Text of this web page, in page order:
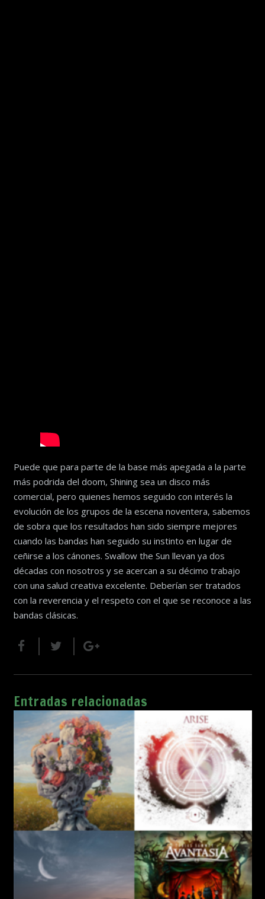
Puede que para parte de la base más apegada a la parte
más podrida del doom, Shining sea un disco más
comercial, pero quienes hemos seguido con interés la
evolución de los grupos de la escena noventera, sabemos
de sobra que los resultados han sido siempre mejores
cuando las bandas han seguido su instinto en lugar de
ceñirse a los cánones. Swallow the Sun llevan ya dos
décadas con nosotros y se acercan a su décimo trabajo
con una salud creativa excelente. Deberían ser tratados
con la reverencia y el respeto con el que se reconoce a las
bandas clásicas.
Entradas relacionadas